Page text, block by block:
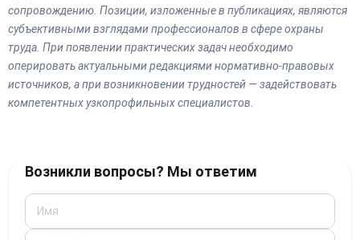
сопровождению. Позиции, изложенные в публикациях, являются
субъективными взглядами профессионалов в сфере охраны
труда. При появлении практических задач необходимо
оперировать актуальными редакциями нормативно-правовых
источников, а при возникновении трудностей — задействовать
компетентных узкопрофильных специалистов.
Возникли вопросы? Мы ответим